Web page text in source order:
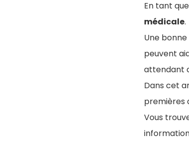
En tant
médicale.
Une
peuvent
attendant
Dans cet
premières
Vous